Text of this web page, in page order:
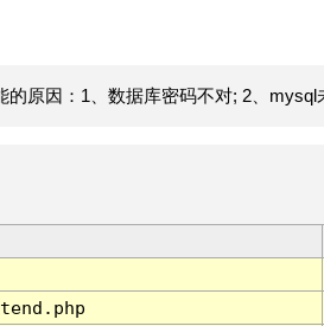
原因：1、数据库密码不对; 2、mysql